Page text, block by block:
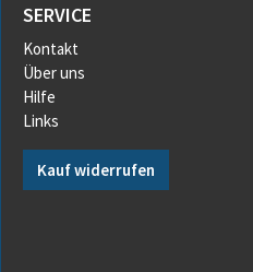
SERVICE
Kontakt
Über uns
Hilfe
Links
Kauf widerrufen